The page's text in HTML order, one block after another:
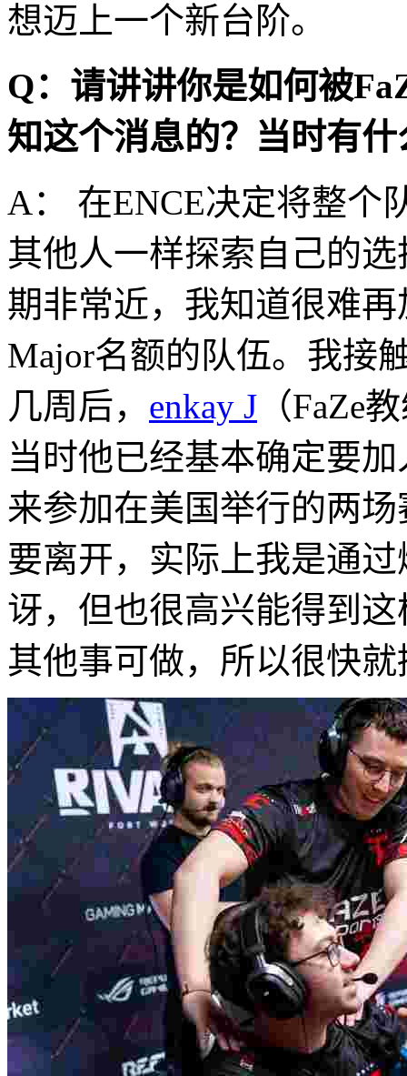
想迈上一个新台阶。
Q：请讲讲你是如何被
知这个消息的？当时有
A： 在ENCE决定将整个
其他人一样探索自己的
期非常近，我知道很难
Major名额的队伍。我接
几周后， enkay J （FaZe
当时他已经基本确定要
来参加在美国举行的两
要离开，实际上我是通
讶，但也很高兴能得到
其他事可做，所以很快